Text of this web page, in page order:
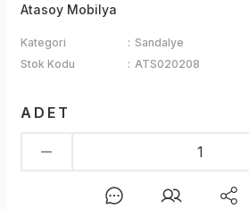
Atasoy Mobilya
Kategori
Sandalye
Stok Kodu
ATS020208
ADET